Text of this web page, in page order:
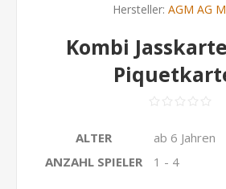
Hersteller: AGM AG
Kombi
ALTER
ab 6 Jahren
ANZAHL SPIELER
1 - 4